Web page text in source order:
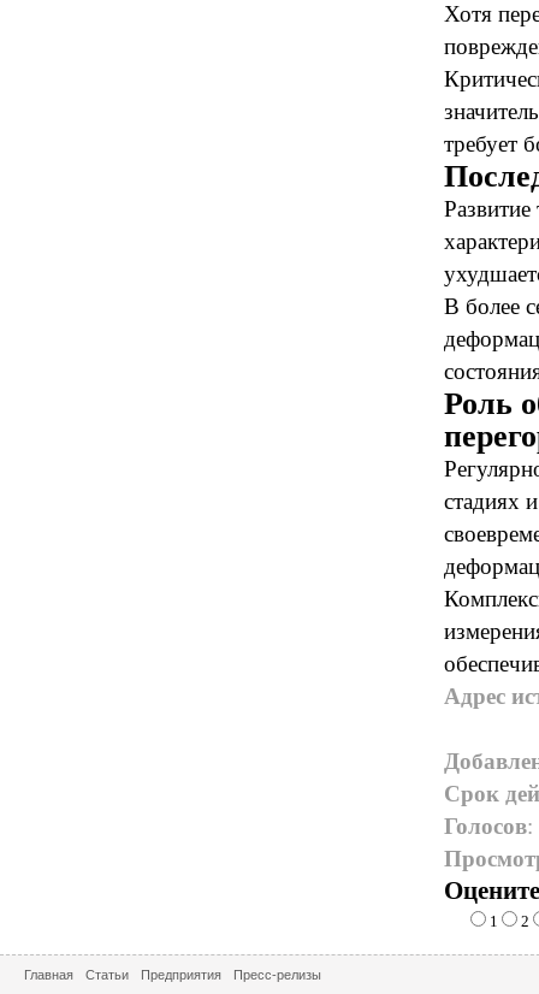
Хотя
требует
В более
Роль
стадиях
Адрес
Срок
Голосов:
1 2
Главная Статьи Предприятия Пресс-релизы